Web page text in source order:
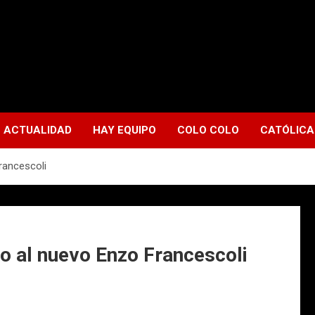
ACTUALIDAD HAY EQUIPO COLO COLO CATÓLICA
al nuevo Enzo Francescoli